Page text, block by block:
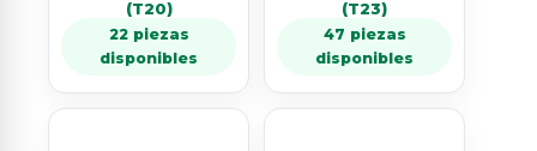
(T20)
22 piezas
disponibles
(T23)
47 piezas
disponibles